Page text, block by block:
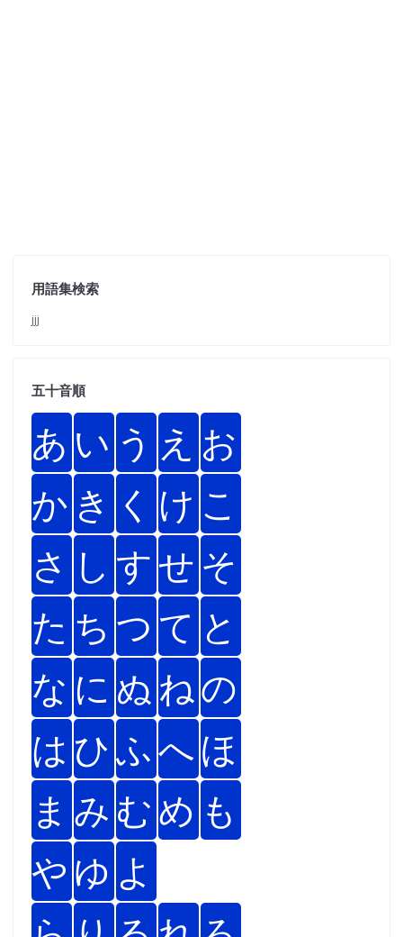
用語集検索
jjj
五十音順
あ い う え お
か き く け こ
さ し すせ そ
た ち つ て と
な に ぬ ねの
は ひふへほ
ま み むめ も
や ゆ よ